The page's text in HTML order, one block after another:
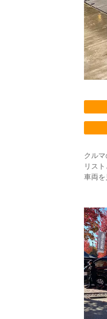
クル
リス
車両